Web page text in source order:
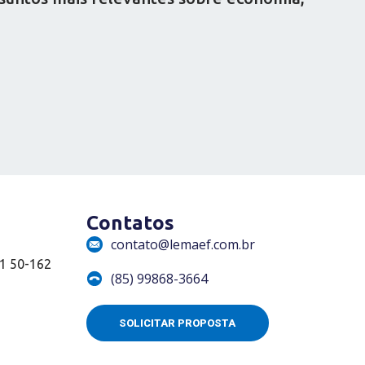
50-162
Contatos
contato@lemaef.com.br
(85) 99868-3664
SOLICITAR PROPOSTA